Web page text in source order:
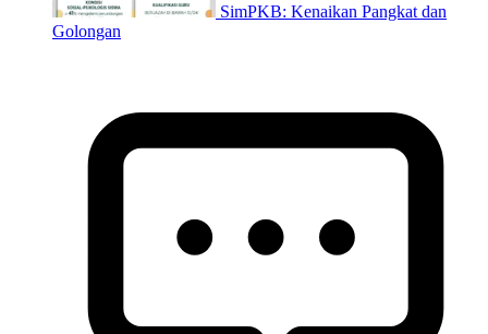
SimPKB: Kenaikan Pangkat dan
Golongan